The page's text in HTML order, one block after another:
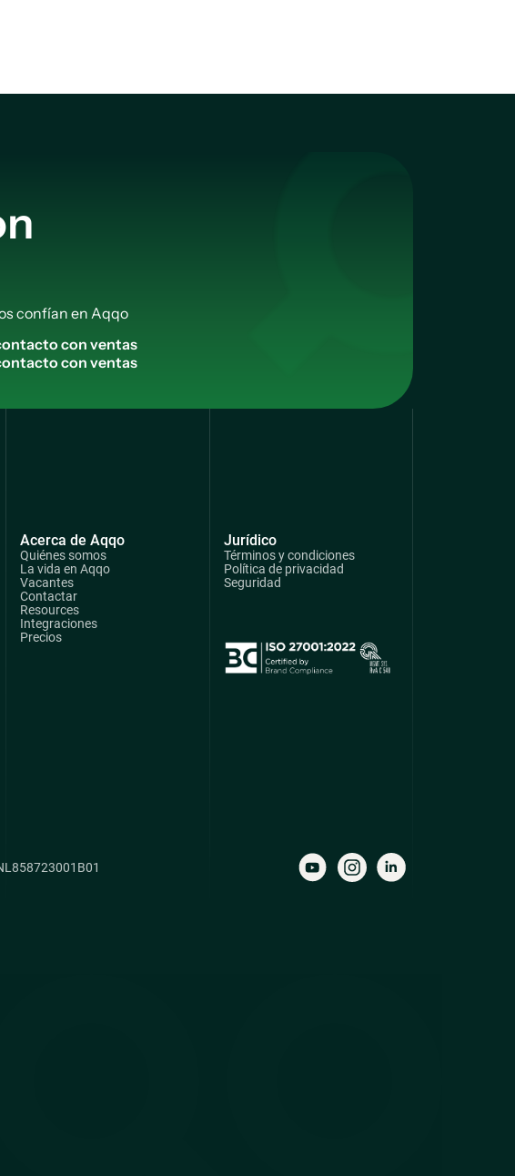
confían en Aqqo
ontactoconventas
Acerca de Aqqo
Quiénes somos
La vida en Aqqo
Vacantes
Contactar
Resources
Integraciones
Precios
Jurídico
Términos y condiciones
Política de privacidad
Seguridad